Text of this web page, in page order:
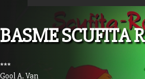
BASME SCUFITA
***
Gool A. Van